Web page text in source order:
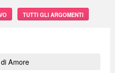
TUTTI GLI ARGOMENTI
Amore